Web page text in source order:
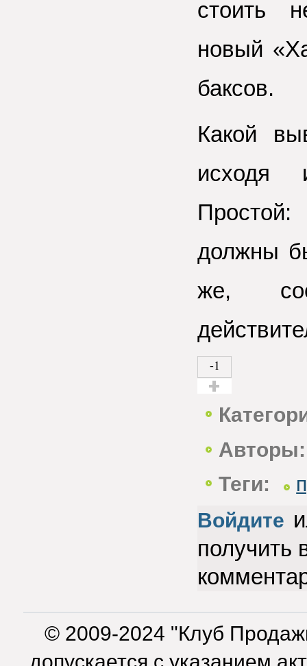
стоить
новый
баксов.
Какой
исходя
должны
же,
-1
Авторы:
Теги:
Войдите
получить
© 2009-2024 "Клуб